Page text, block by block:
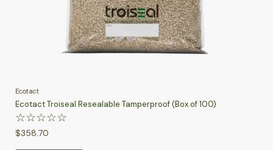
Ecotact
Ecotact Troiseal Resealable Tamperproof (Box of 100)
☆☆☆☆☆
$358.70